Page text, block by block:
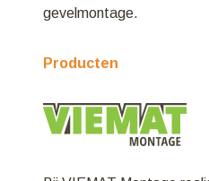
gevelmontage.
Producten